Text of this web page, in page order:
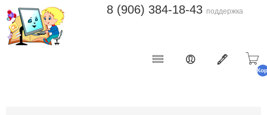
8 (906) 384-18-43 поддержка